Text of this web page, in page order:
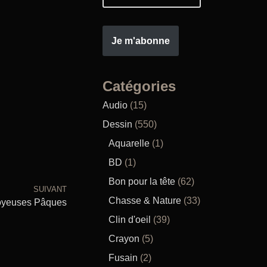
SUIVANT
Pâques
Je m'abonne
Catégories
Audio (15)
Dessin (550)
Aquarelle (1)
BD (1)
Bon pour la tête (62)
Chasse & Nature (33)
Clin d'oeil (39)
Crayon (5)
Fusain (2)